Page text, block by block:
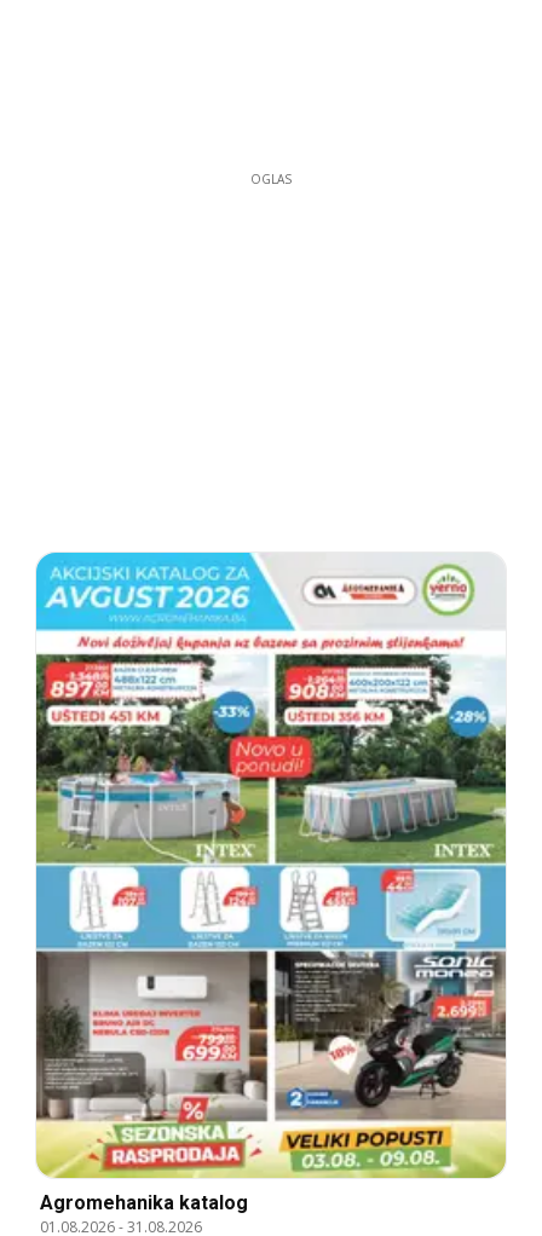
OGLAS
Agromehanika katalog
01.08.2026-31.08.2026